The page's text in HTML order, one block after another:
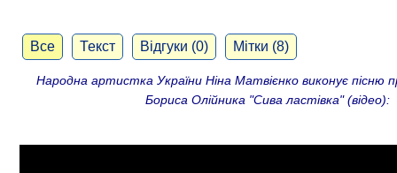
Все Текст Відгуки (0) Мітки (8)
Народна артистка України Ніна Матвієнко виконує пісню
Бориса Олійника "Сива ластівка" (відео):